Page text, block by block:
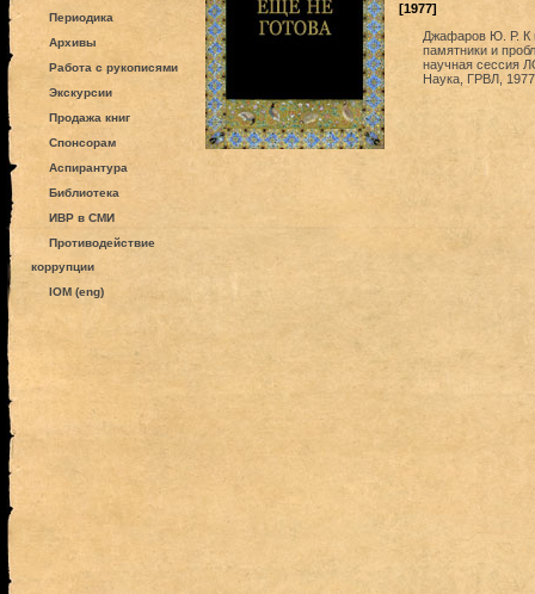
Периодика
Архивы
Работа с рукописями
Экскурсии
Продажа книг
Спонсорам
Аспирантура
Библиотека
ИВР в СМИ
Противодействие
коррупции
IOM (eng)
[1977]
Джафаров Ю. Р. К
памятники и
научная сессия
Наука, ГРВЛ,